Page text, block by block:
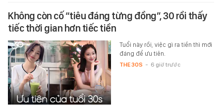
Không còn cố “tiêu đáng từng đồng”, 30 rồi thấy
tiếc thời gian hơn tiếc tiền
Tuổi này rồi, việc gì ra tiền thì mới
đáng để ưu tiên.
THE 30S - 6 giờ trước